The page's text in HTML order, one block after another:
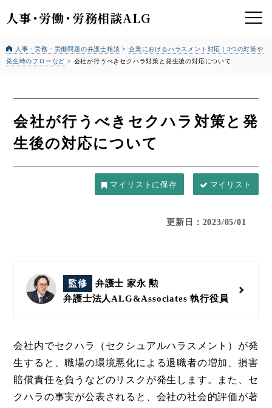
人事・労働・労務相談ALG
人事・労務・労働問題の弁護士相談 >企業におけるハラスメント対応｜3つの対策や
発生時のフローなど > 会社が行うべきセクハラ対策と発生後の対応について
会社が行うべきセクハラ対策と発
生後の対応について
マイリスト
更新日：2023/05/01
監修
弁護士 家永 勲
弁護士法人ALG&Associates執行役員
会社内でセクハラ（セクシュアルハラスメント）が発
生すると、職場の環境悪化による退職者の増加、損害
賠償責任を負うなどのリスクが発生します。また、セ
クハラの事実が公表されると、会社の社会的評価が著